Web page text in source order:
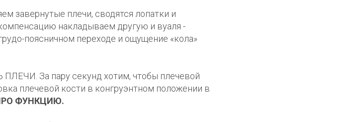
завернутые плечи, сводятся лопатки и
накладываем другую и вуаля -
поясничном переходе и ощущение «кола»
За пару секунд хотим, чтобы плечевой
плечевой кости в конгруэнтном положении в
ПРО ФУНКЦИЮ.